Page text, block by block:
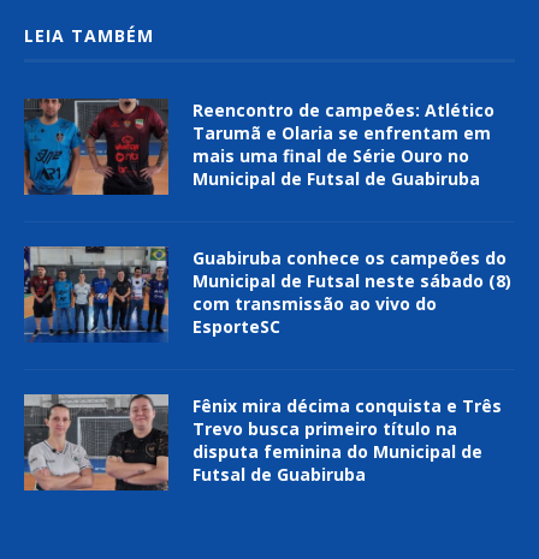
LEIA TAMBÉM
Reencontro de campeões: Atlético
Tarumã e Olaria se enfrentam em
mais uma final de Série Ouro no
Municipal de Futsal de Guabiruba
Guabiruba conhece os campeões do
Municipal de Futsal neste sábado (8)
com transmissão ao vivo do
EsporteSC
Fênix mira décima conquista e Três
Trevo busca primeiro título na
disputa feminina do Municipal de
Futsal de Guabiruba